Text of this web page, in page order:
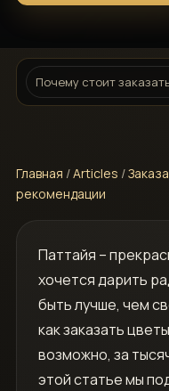
Почему стоит
Главная /Articles /
рекомендации
Паттайя –
хочется дарить
быть лучше‚ чем
как заказать
возможно‚ за
этой статье мы